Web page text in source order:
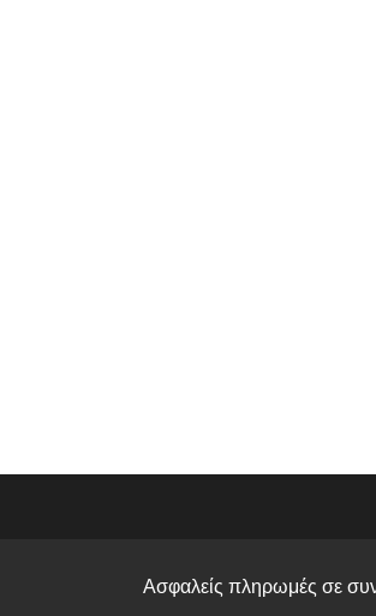
Ασφαλείς πληρωμές σε